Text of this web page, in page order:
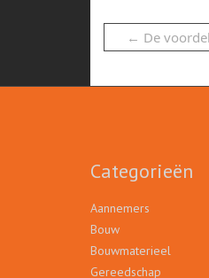
← De
Categorieën
Aannemers
Bouw
Bouwmaterieel
Gereedschap